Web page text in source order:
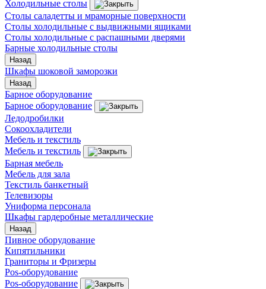
Холодильные столы
Столы саладетты и мраморные поверхности
Столы холодильные с выдвижными ящиками
Столы холодильные с распашными дверями
Барные холодильные столы
Назад
Шкафы шоковой заморозки
Назад
Барное оборудование
Барное оборудование
Ледодробилки
Сокоохладители
Мебель и текстиль
Мебель и текстиль
Барная мебель
Мебель для зала
Текстиль банкетный
Телевизоры
Униформа персонала
Шкафы гардеробные металлические
Назад
Пивное оборудование
Кипятильники
Граниторы и Фризеры
Pos-оборудование
Pos-оборудование